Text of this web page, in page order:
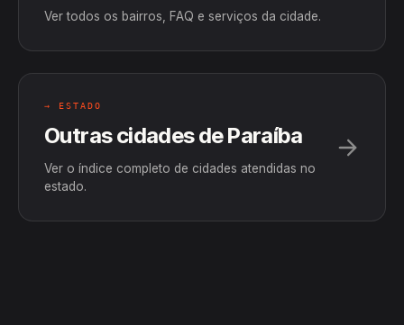
Ver todos os bairros, FAQ e serviços da cidade.
→ ESTADO
Outras cidades de Paraíba
Ver o índice completo de cidades atendidas no
estado.